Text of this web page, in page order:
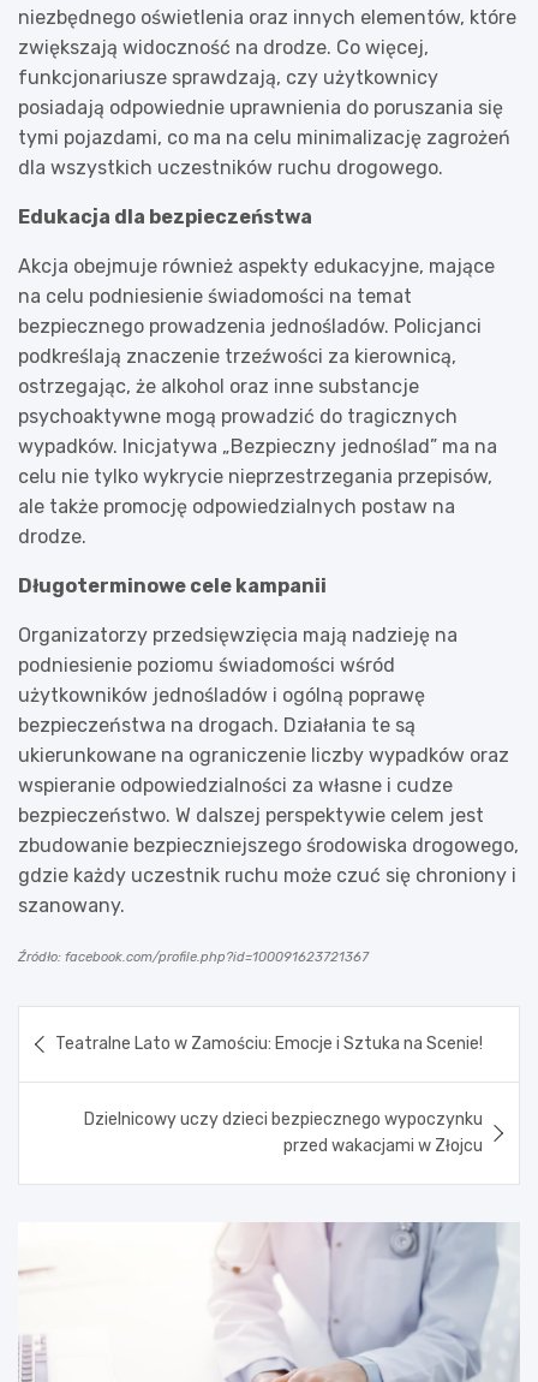
niezbędnego oświetlenia oraz innych elementów, które
zwiększają widoczność na drodze. Co więcej,
funkcjonariusze sprawdzają, czy użytkownicy
posiadają odpowiednie uprawnienia do poruszania się
tymi pojazdami, co ma na celu minimalizację zagrożeń
dla wszystkich uczestników ruchu drogowego.
Edukacja dla bezpieczeństwa
Akcja obejmuje również aspekty edukacyjne, mające
na celu podniesienie świadomości na temat
bezpiecznego prowadzenia jednośladów. Policjanci
podkreślają znaczenie trzeźwości za kierownicą,
ostrzegając, że alkohol oraz inne substancje
psychoaktywne mogą prowadzić do tragicznych
wypadków. Inicjatywa „Bezpieczny jednoślad” ma na
celu nie tylko wykrycie nieprzestrzegania przepisów,
ale także promocję odpowiedzialnych postaw na
drodze.
Długoterminowe cele kampanii
Organizatorzy przedsięwzięcia mają nadzieję na
podniesienie poziomu świadomości wśród
użytkowników jednośladów i ogólną poprawę
bezpieczeństwa na drogach. Działania te są
ukierunkowane na ograniczenie liczby wypadków oraz
wspieranie odpowiedzialności za własne i cudze
bezpieczeństwo. W dalszej perspektywie celem jest
zbudowanie bezpieczniejszego środowiska drogowego,
gdzie każdy uczestnik ruchu może czuć się chroniony i
szanowany.
Źródło: facebook.com/profile.php?id=100091623721367
wpisu
Teatralne Lato w Zamościu: Emocje i Sztuka na Scenie!
Dzielnicowy uczy dzieci bezpiecznego wypoczynku
przed wakacjami w Złojcu